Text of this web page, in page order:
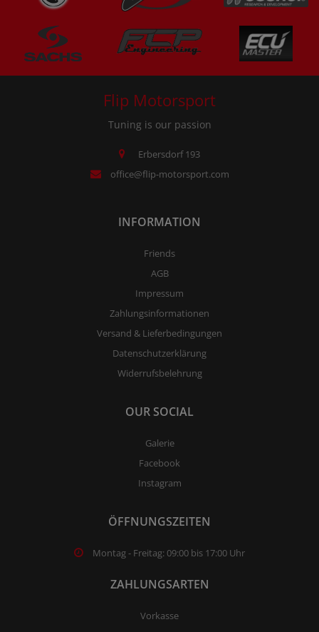
Flip Motorsport
Tuning is our passion
Erbersdorf 193
office@flip-motorsport.com
INFORMATION
Friends
AGB
Impressum
Zahlungsinformationen
Versand & Lieferbedingungen
Datenschutzerklärung
Widerrufsbelehrung
OUR SOCIAL
Galerie
Facebook
Instagram
ÖFFNUNGSZEITEN
Montag - Freitag: 09:00 bis 17:00 Uhr
ZAHLUNGSARTEN
Vorkasse